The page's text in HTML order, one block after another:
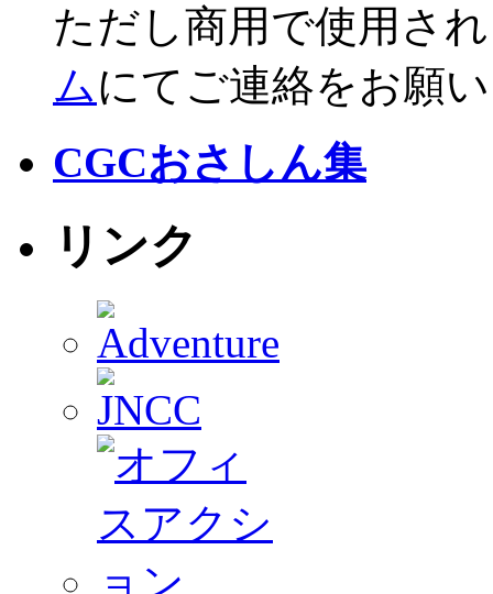
ただし商用で使用さ
ムにてご連絡をお願
CGCおさしん集
リンク